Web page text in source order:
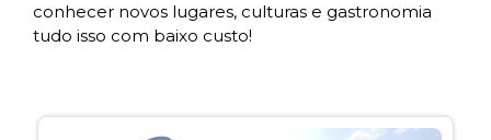
conhecer novos lugares, culturas e gastronomia
tudo isso com baixo custo!